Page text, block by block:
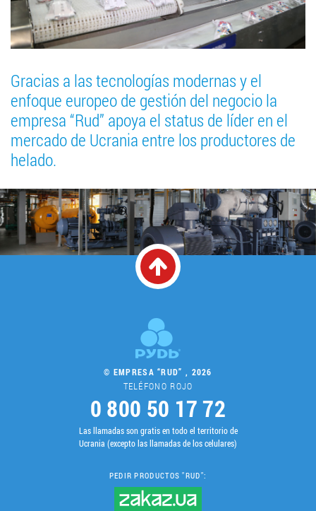
Gracias a las tecnologías modernas y el
enfoque europeo de gestión del negocio la
empresa “Rud” apoya el status de líder en el
mercado de Ucrania entre los productores de
helado.
© EMPRESA “RUD” , 2026
TELÉFONO ROJO
0 800 50 17 72
Las llamadas son gratis en todo el territorio de
Ucrania (excepto las llamadas de los celulares)
PEDIR PRODUCTOS "RUD":